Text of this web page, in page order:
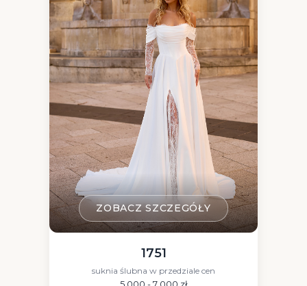
Wyczyść filtry
ZOBACZ SZCZEGÓŁY
1751
suknia ślubna w przedziale cen